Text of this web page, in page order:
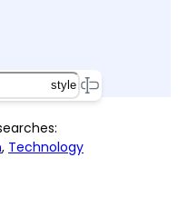
Search
, Technology